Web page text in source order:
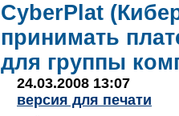
CyberPlat
принимать
для группы
24.03.2008 13:07
версия для печати